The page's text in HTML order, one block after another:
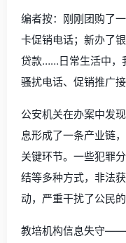
编者按：刚刚团购了
卡促销电话；新办了
贷款……日常生活中，
骚扰电话、促销推广
公安机关在办案中发
息形成了一条产业链
关键环节。一些犯罪
结等多种方式，非法
动，严重干扰了公民的
教培机构信息失守——